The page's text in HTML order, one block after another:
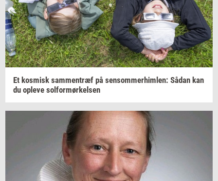
Et kos­misk sam­men­træf på sen­som­mer­him­len: Sådan kan
du op­le­ve sol­for­mør­kel­sen